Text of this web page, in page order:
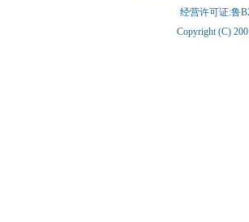
经营许可证:鲁
Copyright (C)